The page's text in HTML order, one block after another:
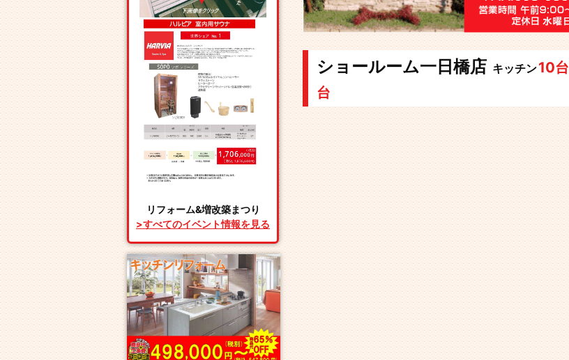
ショールーム一日橋店 キッチン10台
台
リフォーム&増改築まつり
>すべてのイベント情報を見る